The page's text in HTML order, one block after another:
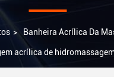
> Banheira Acrílica Da
acrílica de